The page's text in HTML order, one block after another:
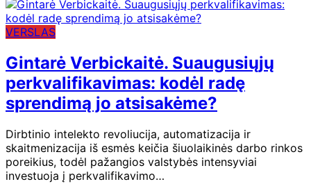
VERSLAS
Gintarė Verbickaitė. Suaugusiųjų
perkvalifikavimas: kodėl radę
sprendimą jo atsisakėme?
Dirbtinio intelekto revoliucija, automatizacija ir
skaitmenizacija iš esmės keičia šiuolaikinės darbo rinkos
poreikius, todėl pažangios valstybės intensyviai
investuoja į perkvalifikavimo…